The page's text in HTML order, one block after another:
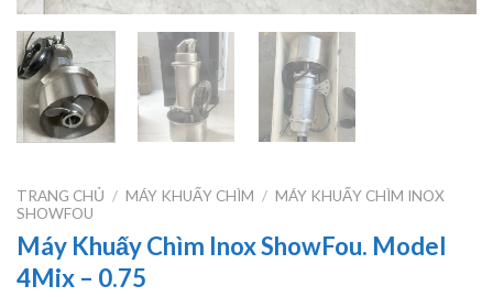
TRANG CHỦ / MÁY KHUẤY CHÌM / MÁY KHUẤY CHÌM INOX
SHOWFOU
Máy Khuấy Chìm Inox ShowFou. Model
4Mix – 0.75